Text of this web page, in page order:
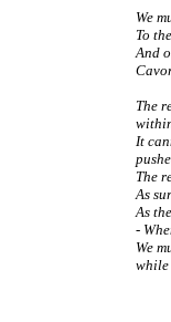
We
To
And
The
It
The
As
As
-
We
while